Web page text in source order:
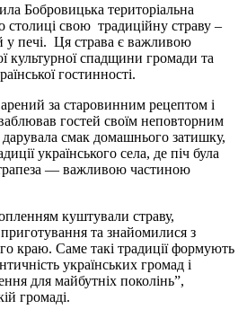
Бобровицька територіальна
столиці свою традиційну страву –
у печі. Ця страва є важливою
культурної спадщини громади та
гостинності.
за старовинним рецептом і
гостей своїм неповторним
смак домашнього затишку,
українського села, де піч була
трапеза — важливою частиною
куштували страву,
приготування та знайомилися з
краю. Саме такі традиції формують
українських громад і
для майбутніх поколінь”,
громаді.